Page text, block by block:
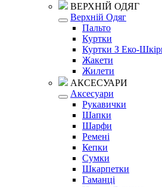
ВЕРХНІЙ ОДЯГ
Верхній Одяг
Пальто
Куртки
Куртки З Еко-
Жакети
Жилети
АКСЕСУАРИ
Аксесуари
Рукавички
Шапки
Шарфи
Ремені
Кепки
Сумки
Шкарпетки
Гаманці